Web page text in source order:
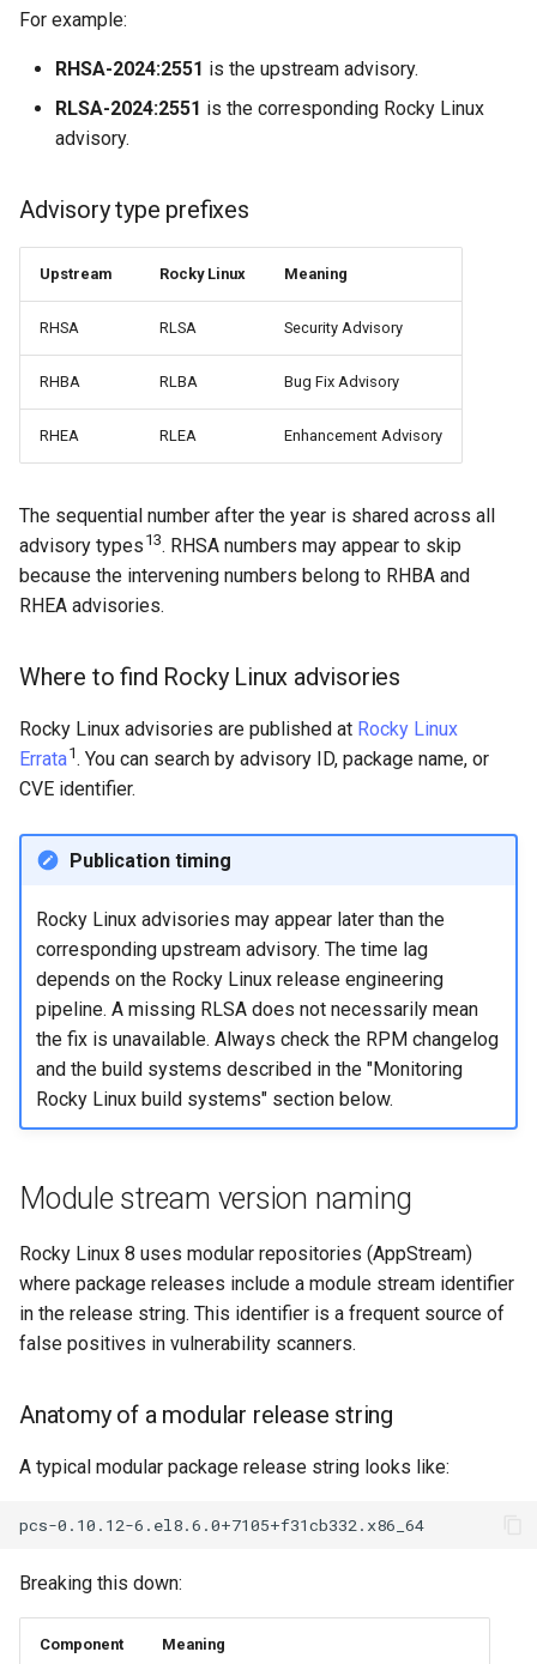
For example:
RHSA-2024:2551 is the upstream advisory.
RLSA-2024:2551 is the corresponding Rocky Linux
advisory.
Advisory type prefixes
Upstream Rocky Linux Meaning
RHSA RLSA Security Advisory
RHBA RLBA Bug Fix Advisory
RHEA RLEA Enhancement Advisory
The sequential number after the year is shared across all
advisory types 13. RHSA numbers may appear to skip
because the intervening numbers belong to RHBA and
RHEA advisories.
Where to find Rocky Linux advisories
Rocky Linux advisories are published at Rocky Linux
Errata1. You can search by advisory ID, package name, or
CVE identifier.
Publication timing
Rocky Linux advisories may appear later than the
corresponding upstream advisory. The time lag
depends on the Rocky Linux release engineering
pipeline. A missing RLSA does not necessarily mean
the fix is unavailable. Always check the RPM changelog
and the build systems described in the "Monitoring
Rocky Linux build systems" section below.
Module stream version naming
Rocky Linux 8 uses modular repositories (AppStream)
where package releases include a module stream identifier
in the release string. This identifier is a frequent source of
false positives in vulnerability scanners.
Anatomy of a modular release string
A typical modular package release string looks like:
Breaking this down:
Component Meaning